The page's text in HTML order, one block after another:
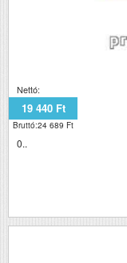
Nettó:
19 440 Ft
Bruttó:24 689 Ft
0..